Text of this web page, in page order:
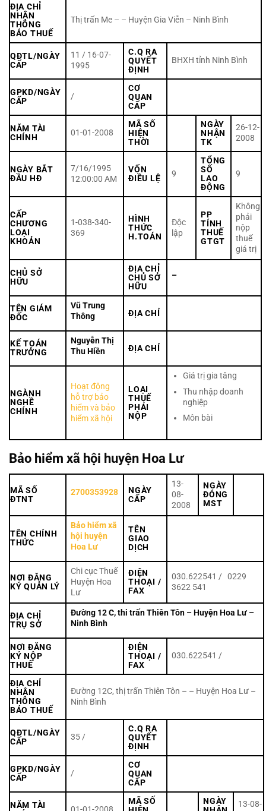
ĐỊA CHỈ
NHẬN
THÔNG
BÁO THUẾ
Thị trấn Me – – Huyện Gia Viễn – Ninh Bình
QĐTL/NGÀY
CẤP
11 / 16-07-
1995
C.Q RA
QUYẾT
ĐỊNH
BHXH tỉnh Ninh Bình
GPKD/NGÀY
CẤP
/
CƠ
QUAN
CẤP
NĂM TÀI
CHÍNH
01-01-2008
MÃ SỐ
HIỆN
THỜI
NGÀY
NHẬN
TK
26-12-
2008
NGÀY BẮT
ĐẦU HĐ
7/16/1995
12:00:00 AM
VỐN
ĐIỀU LỆ
9
TỔNG
SỐ
LAO
ĐỘNG
9
CẤP
CHƯƠNG
LOẠI
KHOẢN
1-038-340-
369
HÌNH
THỨC
H.TOÁN
Độc
lập
PP
TÍNH
THUẾ
GTGT
Không
phải
nộp
thuế
giá trị
CHỦ SỞ
HỮU
ĐỊA CHỈ
CHỦ SỞ
HỮU
–
TÊN GIÁM
ĐỐC
Vũ Trung
Thông
ĐỊA CHỈ
KẾ TOÁN
TRƯỞNG
Nguyễn Thị
Thu Hiền
ĐỊA CHỈ
NGÀNH
NGHỀ
CHÍNH
Hoạt động
hỗ trợ bảo
hiểm và bảo
hiểm xã hội
LOẠI
THUẾ
PHẢI
NỘP
Giá trị gia tăng
Thu nhập doanh
nghiệp
Môn bài
Bảo hiểm xã hội huyện Hoa Lư
MÃ SỐ
ĐTNT
2700353928
NGÀY
CẤP
13-
08-
2008
NGÀY
ĐÓNG
MST
TÊN CHÍNH
THỨC
Bảo hiểm xã
hội huyện
Hoa Lư
TÊN
GIAO
DỊCH
NƠI ĐĂNG
KÝ QUẢN LÝ
Chi cục Thuế
Huyện Hoa
Lư
ĐIỆN
THOẠI /
FAX
030.622541 / 0229
3622 541
ĐỊA CHỈ
TRỤ SỞ
Đường 12 C, thi trấn Thiên Tôn – Huyện Hoa Lư –
Ninh Bình
NƠI ĐĂNG
KÝ NỘP
THUẾ
ĐIỆN
THOẠI /
FAX
030.622541 /
ĐỊA CHỈ
NHẬN
THÔNG
BÁO THUẾ
Đường 12C, thị trấn Thiên Tôn – – Huyện Hoa Lư –
Ninh Bình
QĐTL/NGÀY
CẤP
35 /
C.Q RA
QUYẾT
ĐỊNH
GPKD/NGÀY
CẤP
/
CƠ
QUAN
CẤP
NĂM TÀI
MÃ SỐ
NGÀY
13-08-